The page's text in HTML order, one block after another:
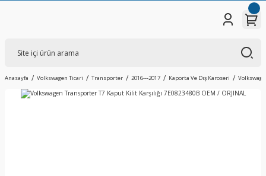
Anasayfa Volkswagen Ticari Transporter 2016---2017 Kaporta Ve Dış Karoseri